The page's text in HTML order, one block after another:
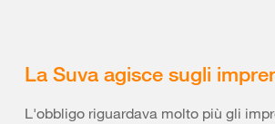
La Suva agisce sugli
L'obbligo riguardava molto più gli